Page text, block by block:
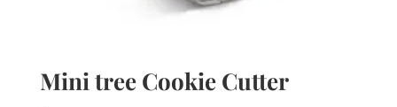
Mini tree Cookie Cutter